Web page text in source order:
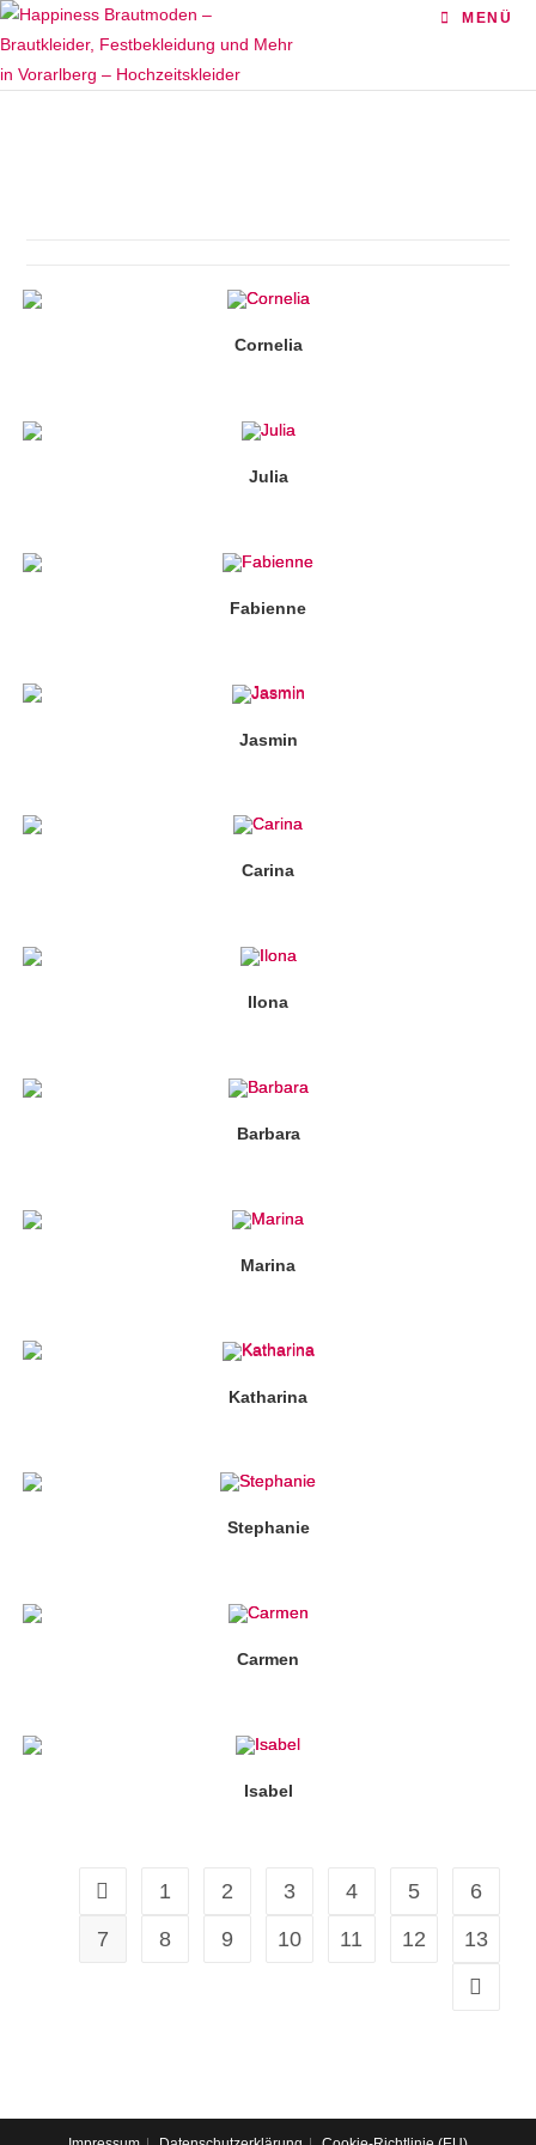
Zum
Inhalt
springen
MENÜ
Cornelia
Julia
Fabienne
Jasmin
Carina
Ilona
Barbara
Marina
Katharina
Stephanie
Carmen
Isabel
1 2 3 4 5
6
7
8 9 10 11 12 13